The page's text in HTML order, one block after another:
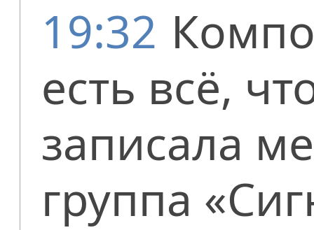
19:32
есть всё,
записала
группа